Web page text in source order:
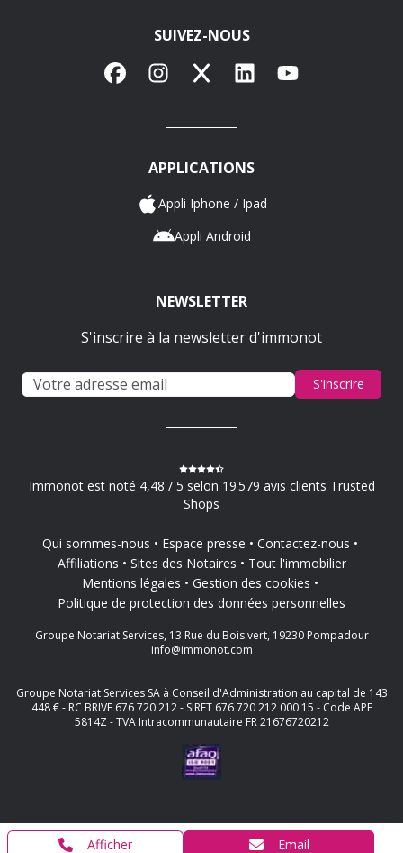
Afficher Email
SUIVEZ-NOUS
FacebookInstagram
X LinkedInYouTube
APPLICATIONS
Appli Iphone / Ipad
Appli Android
NEWSLETTER
S'inscrire à la newsletter d'immonot
S'inscrire
Immonot est noté 4,48 / 5 selon 19 579 avis clients Trusted
Shops
Qui sommes-nous Espace presse
Contactez-nous
Affiliations
Sites des Notaires
Tout l'immobilier
Mentions légales
Gestion des cookies
Politique de protection des données personnelles
Groupe Notariat Services, 13 Rue du Bois vert, 19230 Pompadour
info@immonot.com
Groupe Notariat Services SA à Conseil d'Administration au capital de 143
448 € - RC BRIVE 676 720 212 - SIRET 676 720 212 000 15 - Code APE
5814Z - TVA Intracommunautaire FR 21676720212